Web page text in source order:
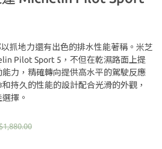
抓地力還有出色的排水性能著稱。米芝
Pilot Sport 5，不但在乾濕路面上提
力，精確轉向提供高水平的駕駛反應
持久的性能的設計配合光滑的外觀，
擇。